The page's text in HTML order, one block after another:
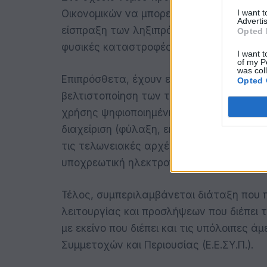
I want
Opted
I want
of my
was
Opted
Οικονομικών να μπορεί, πλέον, με
είσπραξη των ληξιπρόθεσμων χρεών
φυσικές καταστροφές.
Επιπρόσθετα, έχουν ενταχθεί ορισμένες
βελτιστοποίηση των τελωνειακών και
χρήσης ψηφιοποιημένης ιδιόχειρης
διαχείριση (φύλαξη, εκποίηση,
τις τελωνειακές αρχές, καθώς και η
υποχρεωτική ηλεκτρονική έκδοση και
Τέλος, συμπεριλαμβάνεται διάταξη
λειτουργίας και προσλήψεων που
με εκείνο που διέπει και τις υπόλοιπες
Συμμετοχών και Περιουσίας (Ε.Ε.ΣΥ.Π.).